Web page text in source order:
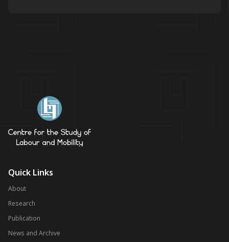
Quick Links
About
Research
Publication
News and Archive